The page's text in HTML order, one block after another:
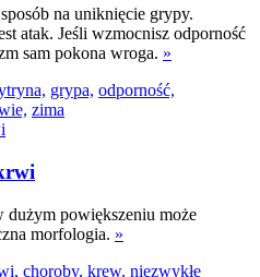
na uniknięcie grypy.
atak. Jeśli wzmocnisz odporność
sam pokona wroga. »
grypa, odporność,
zima
powiększeniu może
morfologia. »
choroby, krew, niezwykłe